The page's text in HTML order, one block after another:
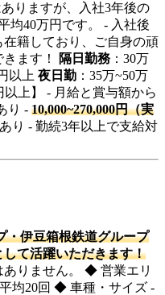
りますが、入社3年後の
均40万円です。 - 入社後
籍しており、ご自身の頑
ます！
隔日勤務 ：30万
以上 夜日勤 ：35万~50万
上】 - 月給と賞与額から
り - 10,000~270,000円（実
り - 勤続3年以上で支給対
・伊豆箱根鉄道グループ
て活躍いただきます！
りません。 ◆ 営業エリ
均20回 ◆ 車種・サイズ -